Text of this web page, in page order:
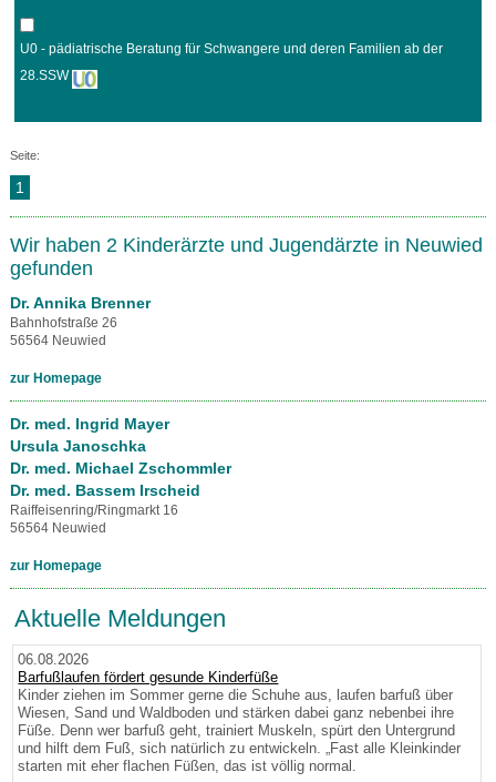
U0 - pädiatrische Beratung für Schwangere und deren Familien ab der
28.SSW
Seite:
1
Wir haben 2 Kinderärzte und Jugendärzte in Neuwied
gefunden
Dr. Annika Brenner
Bahnhofstraße 26
56564 Neuwied
zur Homepage
Dr. med. Ingrid Mayer
Ursula Janoschka
Dr. med. Michael Zschommler
Dr. med. Bassem Irscheid
Raiffeisenring/Ringmarkt 16
56564 Neuwied
zur Homepage
Aktuelle Meldungen
06.08.2026
Barfußlaufen fördert gesunde Kinderfüße
Kinder ziehen im Sommer gerne die Schuhe aus, laufen barfuß über
Wiesen, Sand und Waldboden und stärken dabei ganz nebenbei ihre
Füße. Denn wer barfuß geht, trainiert Muskeln, spürt den Untergrund
und hilft dem Fuß, sich natürlich zu entwickeln. „Fast alle Kleinkinder
starten mit eher flachen Füßen, das ist völlig normal.